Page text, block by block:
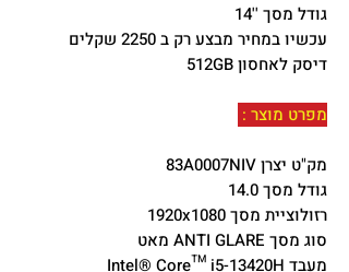
גודל מסך ''14
עכשיו במחיר מבצע רק ב 2250 שקלים
דיסק לאחסון 512GB
מפרט מוצר :
מק"ט יצרן 83A0007NIV
גודל מסך 14.0
רזולוציית מסך 1920x1080
סוג מסך ANTI GLARE מאט
מעבד Intel® Core™ i5-13420H